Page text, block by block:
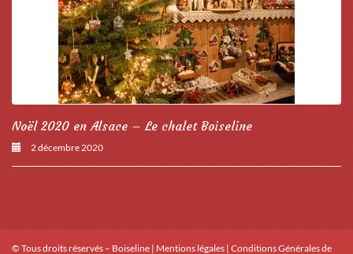
Noël 2020 en Alsace – Le chalet Boiseline
2 décembre 2020
© Tous droits réservés – Boiseline | Mentions légales | Conditions Générales de